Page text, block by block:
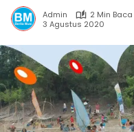
Admin
2 Min Baca
3 Agustus 2020